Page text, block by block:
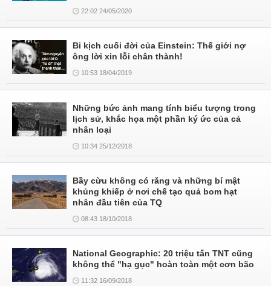
22:02 24/05/2020
Bi kịch cuối đời của Einstein: Thế giới nợ
ông lời xin lỗi chân thành!
10:53 18/04/2019
Những bức ảnh mang tính biểu tượng trong
lịch sử, khắc họa một phần ký ức của cả
nhân loại
10:34 25/12/2018
Bầy cừu không có răng và những bí mật
khủng khiếp ở nơi chế tạo quả bom hạt
nhân đầu tiên của TQ
08:43 18/10/2018
National Geographic: 20 triệu tấn TNT cũng
không thể "hạ gục" hoàn toàn một cơn bão
11:32 16/09/2018